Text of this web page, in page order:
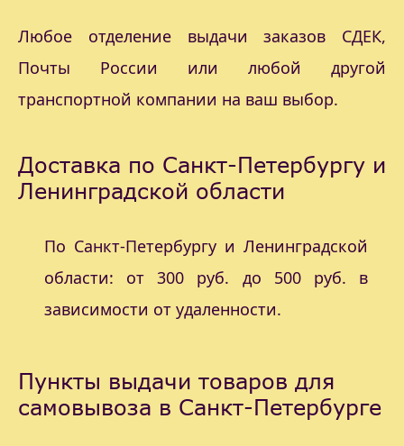
Любое отделение выдачи заказов СДЕК,
Почты России или любой другой
транспортной компании на ваш выбор.
Доставка по Санкт-Петербургу и
Ленинградской области
По Санкт-Петербургу и Ленинградской
области: от 300 руб. до 500 руб. в
зависимости от удаленности.
Пункты выдачи товаров для
самовывоза в Санкт-Петербурге